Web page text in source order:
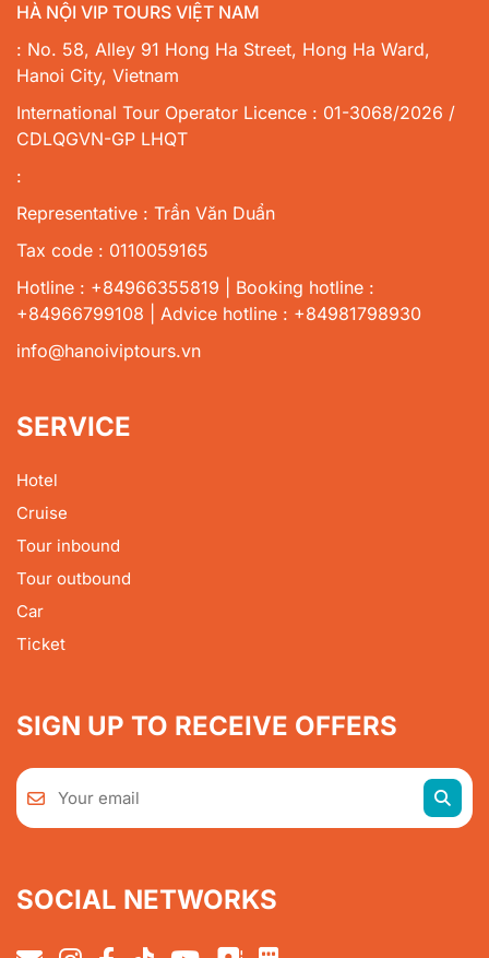
HÀ NỘI VIP TOURS VIỆT NAM
: No. 58, Alley 91 Hong Ha Street, Hong Ha Ward,
Hanoi City, Vietnam
International Tour Operator Licence : 01-3068/2026 /
CDLQGVN-GP LHQT
:
Representative : Trần Văn Duẩn
Tax code : 0110059165
Hotline : +84966355819 | Booking hotline :
+84966799108 | Advice hotline : +84981798930
info@hanoiviptours.vn
SERVICE
Hotel
Cruise
Tour inbound
Tour outbound
Car
Ticket
SIGN UP TO RECEIVE OFFERS
SOCIAL NETWORKS